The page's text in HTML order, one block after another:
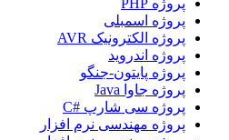
پروژه اسمبلی
پروژه الکترونیک AVR
پروژه اندروید
پروژه پایتون-جنگو
پروژه جاوا Java
پروژه سی شارپ #C
پروژه مهندسی نرم افزار